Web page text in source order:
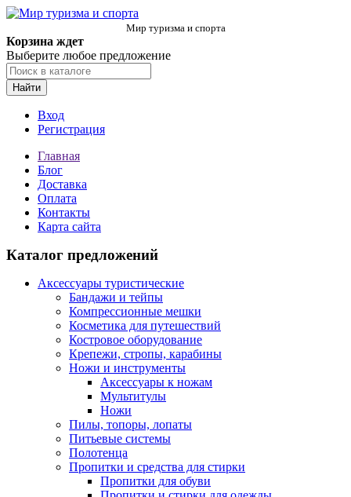
Мир туризма и спорта
Корзина ждет
Выберите любое предложение
Найти
Вход
Регистрация
Главная
Блог
Доставка
Оплата
Контакты
Карта сайта
Каталог предложений
Аксессуары туристические
Бандажи и тейпы
Компрессионные мешки
Косметика для путешествий
Костровое оборудование
Крепежи, стропы, карабины
Ножи и инструменты
Аксессуары к ножам
Мультитулы
Ножи
Пилы, топоры, лопаты
Питьевые системы
Полотенца
Пропитки и средства для стирки
Пропитки для обуви